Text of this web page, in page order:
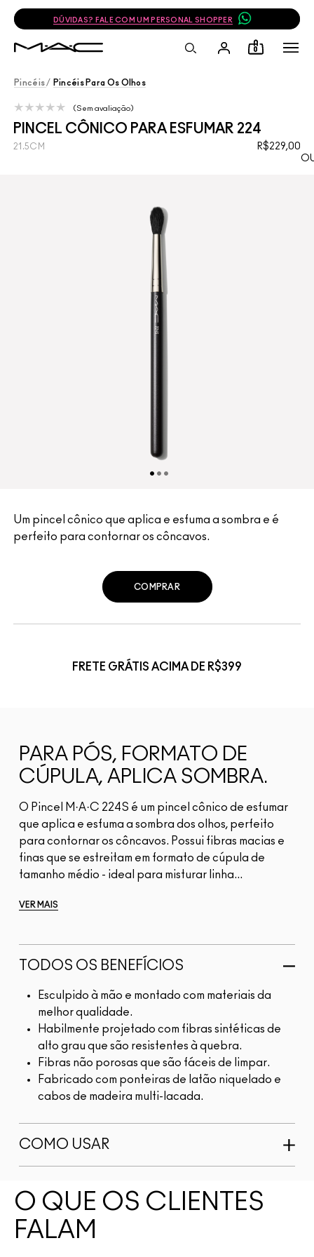
DÚVIDAS? FALE COM UM PERSONAL SHOPPER
0
Pincéis / Pincéis Para Os Olhos
PINCEL CÔNICO PARA ESFUMAR 224
R$229,00
21.5CM
Sem avaliação
Um pincel cônico que aplica e esfuma a sombra e é
perfeito para contornar os côncavos.
COMPRAR
FRETE GRÁTIS ACIMA DE R$399
PARA PÓS, FORMATO DE
CÚPULA, APLICA SOMBRA.
O Pincel M·A·C 224S é um pincel cônico de esfumar
que aplica e esfuma a sombra dos olhos, perfeito
para contornar os côncavos. Possui fibras macias e
finas que se estreitam em formato de cúpula de
tamanho médio - ideal para misturar linha...
VER MAIS
TODOS OS BENEFÍCIOS
Esculpido à mão e montado com materiais da
melhor qualidade.
Habilmente projetado com fibras sintéticas de
alto grau que são resistentes à quebra.
Fibras não porosas que são fáceis de limpar.
Fabricado com ponteiras de latão niquelado e
cabos de madeira multi-lacada.
COMO USAR
O QUE OS CLIENTES
FALAM